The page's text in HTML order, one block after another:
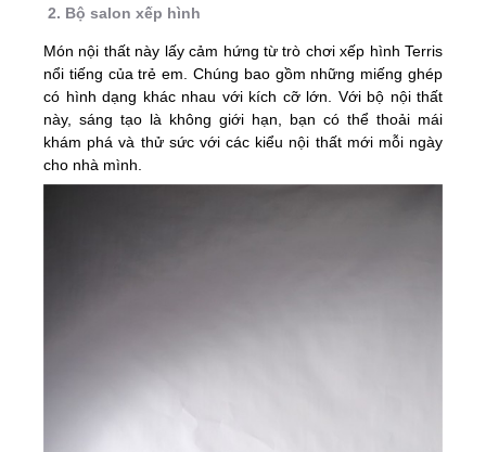
2. Bộ salon xếp hình
Món nội thất này lấy cảm hứng từ trò chơi xếp hình Terris
nổi tiếng của trẻ em. Chúng bao gồm những miếng ghép
có hình dạng khác nhau với kích cỡ lớn. Với bộ nội thất
này, sáng tạo là không giới hạn, bạn có thể thoải mái
khám phá và thử sức với các kiểu nội thất mới mỗi ngày
cho nhà mình.